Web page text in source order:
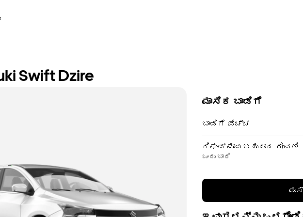
Swift Dzire
ಮಾಸಿಕ ಬಾಡಿಗೆ
ಬಾಡಿಗೆ ವೆಚ್ಚ
ರಿಫಂಡ್ ಮಾಡಬಹುದಾದ ಠೇವಣಿ
ಒಂದು ಬಾರಿ